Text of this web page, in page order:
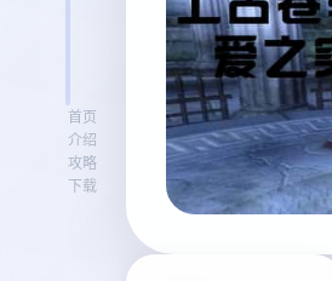
首页
介绍
攻略
下载